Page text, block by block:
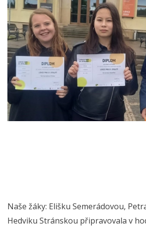
Naše žáky: Elišku Semerádovou,
Hedviku Stránskou připravovala v